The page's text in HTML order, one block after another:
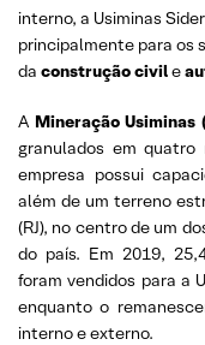
interno, a Usiminas
principalmente para os
da construção civile
A Mineração Usiminas
granulados em
empresa possui
além de um terreno
(RJ), no centro de um
do país. Em 2019,
foram vendidos para a
enquanto o
interno e externo.